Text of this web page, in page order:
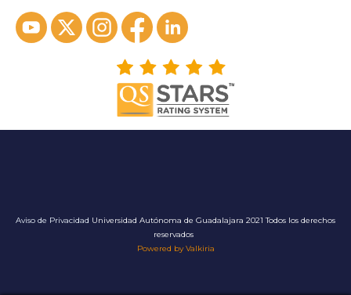
Aviso de Privacidad Universidad Autónoma de Guadalajara 2021 Todos los derechos
reservados
Powered by Valkiria